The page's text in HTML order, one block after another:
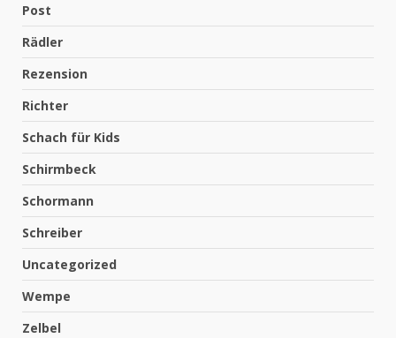
Post
Rädler
Rezension
Richter
Schach für Kids
Schirmbeck
Schormann
Schreiber
Uncategorized
Wempe
Zelbel